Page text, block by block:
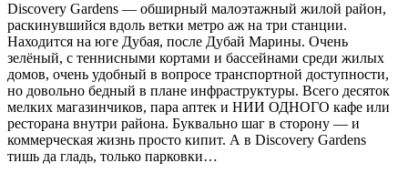
Discovery Gardens — обширный малоэтажный жилой район,
раскинувшийся вдоль ветки метро аж на три станции.
Находится на юге Дубая, после Дубай Марины. Очень
зелёный, с теннисными кортами и бассейнами среди жилых
домов, очень удобный в вопросе транспортной доступности,
но довольно бедный в плане инфраструктуры. Всего десяток
мелких магазинчиков, пара аптек и НИИ ОДНОГО кафе или
ресторана внутри района. Буквально шаг в сторону — и
коммерческая жизнь просто кипит. А в Discovery Gardens
тишь да гладь, только парковки…